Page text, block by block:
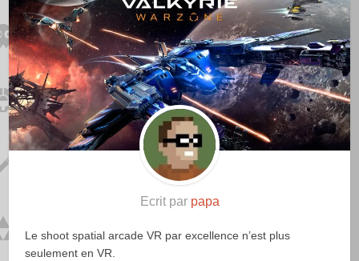
Ecrit par papa
Le shoot spatial arcade VR par excellence n’est plus
seulement en VR.